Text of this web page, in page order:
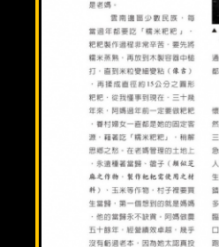
精緻全家福(6人)
渡假小木屋(6人)